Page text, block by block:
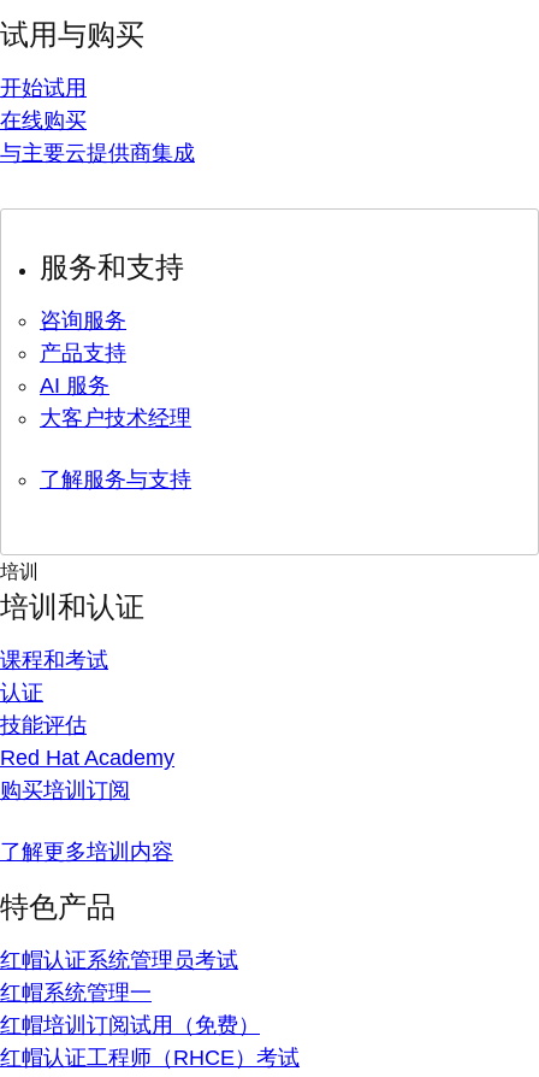
试用与购买
开始试用
在线购买
与主要云提供商集成
服务和支持
咨询服务
产品支持
AI 服务
大客户技术经理
了解服务与支持
培训
培训和认证
课程和考试
认证
技能评估
Red Hat Academy
购买培训订阅
了解更多培训内容
特色产品
红帽认证系统管理员考试
红帽系统管理一
红帽培训订阅试用（免费）
红帽认证工程师（RHCE）考试